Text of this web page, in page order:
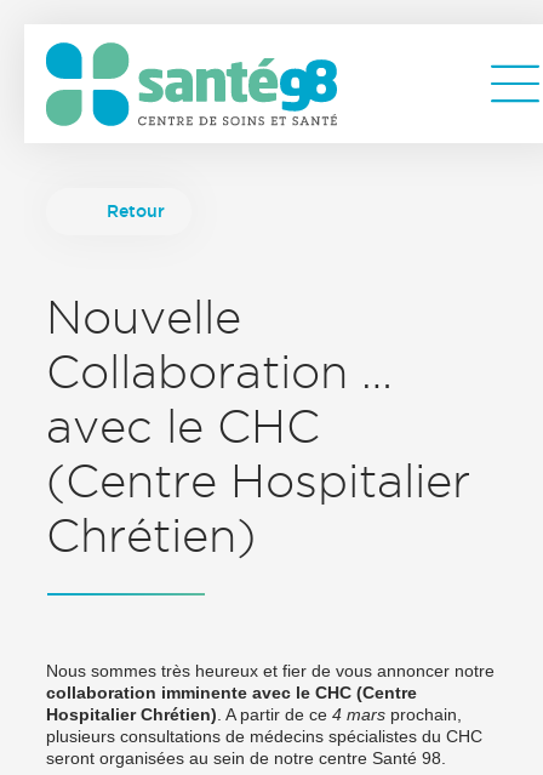
Retour
Nouvelle
Collaboration …
avec le CHC
(Centre Hospitalier
Chrétien)
Nous sommes très heureux et fier de vous annoncer notre
collaboration imminente avec le CHC (Centre
Hospitalier Chrétien). A partir de ce 4 mars prochain,
plusieurs consultations de médecins spécialistes du CHC
seront organisées au sein de notre centre Santé 98.